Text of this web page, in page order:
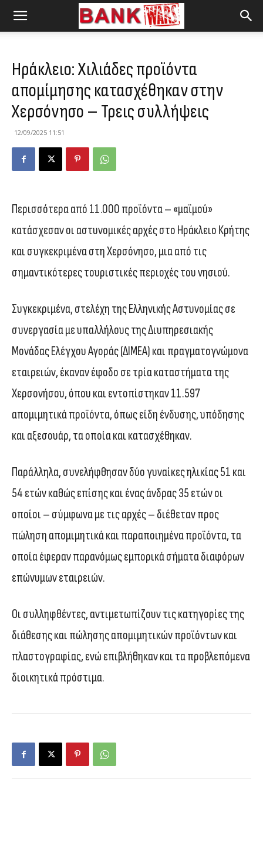
Ηράκλειο: Χιλιάδες προϊόντα
απομίμησης κατασχέθηκαν στην
Χερσόνησο – Τρεις συλλήψεις
12/09/2025 11:51
Περισσότερα από 11.000 προϊόντα – «μαϊμού»
κατάσχεσαν οι αστυνομικές αρχές στο Ηράκλειο Κρήτης
και συγκεκριμένα στη Χερσόνησο, μια από τις
σημαντικότερες τουριστικές περιοχές του νησιού.
Συγκεκριμένα, στελέχη της Ελληνικής Αστυνομίας σε
συνεργασία με υπαλλήλους της Διυπηρεσιακής
Μονάδας Ελέγχου Αγοράς (ΔΙΜΕΑ) και πραγματογνώμονα
εταιρειών, έκαναν έφοδο σε τρία καταστήματα της
Χερσονήσου, όπου και εντοπίστηκαν 11.597
απομιμητικά προϊόντα, όπως είδη ένδυσης, υπόδησης
και αξεσουάρ, τα οποία και κατασχέθηκαν.
Παράλληλα, συνελήφθησαν δύο γυναίκες ηλικίας 51 και
54 ετών καθώς επίσης και ένας άνδρας 35 ετών οι
οποίοι – σύμφωνα με τις αρχές – διέθεταν προς
πώληση απομιμητικά και παραποιημένα προϊόντα, τα
οποία έφεραν παρανόμως εμπορικά σήματα διαφόρων
επώνυμων εταιρειών.
Οι συλληφθέντες, αντιμετωπίζουν τις κατηγορίες της
διάθεσης και πώλησης απομιμητικών προϊόντων και
πλαστογραφίας, ενώ επιβλήθηκαν και τα προβλεπόμενα
διοικητικά πρόστιμα.